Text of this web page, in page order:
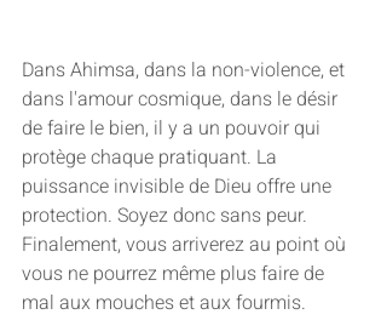
Dans Ahimsa, dans la non-violence, et
dans l'amour cosmique, dans le désir
de faire le bien, il y a un pouvoir qui
protège chaque pratiquant. La
puissance invisible de Dieu offre une
protection. Soyez donc sans peur.
Finalement, vous arriverez au point où
vous ne pourrez même plus faire de
mal aux mouches et aux fourmis.